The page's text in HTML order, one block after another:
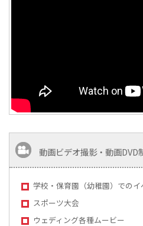
動画ビデオ撮影・動画DVD
学校・保育園（幼稚園）でのイ
スポーツ大会
ウェディング各種ムービー